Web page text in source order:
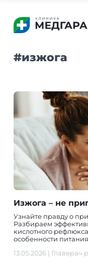
#изжога
Изжога – не
Узнайте правду о
Разбираем
кислотного
особенности
13.05.2026| Главврач